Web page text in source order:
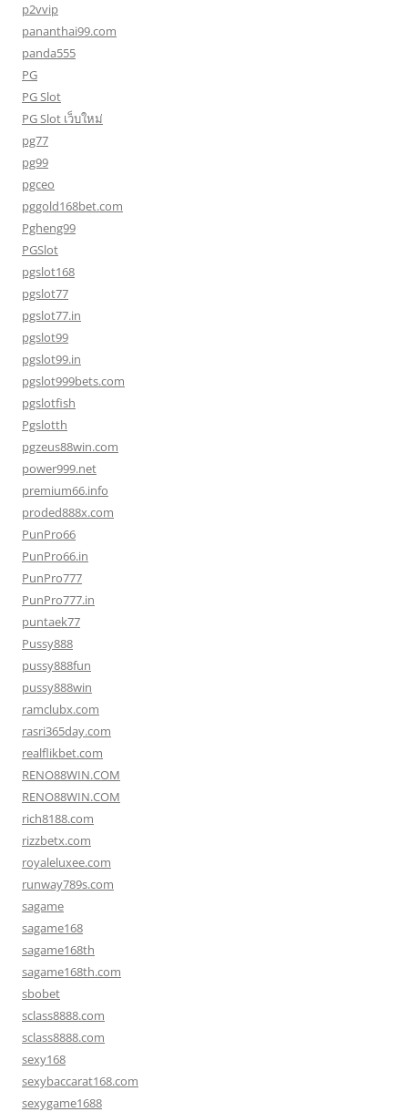
p2vvip
pananthai99.com
panda555
PG
PG Slot
PG Slot เว็บใหม่
pg77
pg99
pgceo
pggold168bet.com
Pgheng99
PGSlot
pgslot168
pgslot77
pgslot77.in
pgslot99
pgslot99.in
pgslot999bets.com
pgslotfish
Pgslotth
pgzeus88win.com
power999.net
premium66.info
proded888x.com
PunPro66
PunPro66.in
PunPro777
PunPro777.in
puntaek77
Pussy888
pussy888fun
pussy888win
ramclubx.com
rasri365day.com
realflikbet.com
RENO88WIN.COM
RENO88WIN.COM
rich8188.com
rizzbetx.com
royaleluxee.com
runway789s.com
sagame
sagame168
sagame168th
sagame168th.com
sbobet
sclass8888.com
sclass8888.com
sexy168
sexybaccarat168.com
sexygame1688